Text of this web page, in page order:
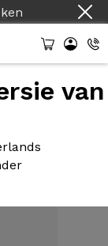
van
740